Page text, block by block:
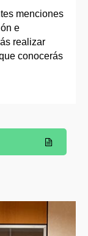
menciones
e
realizar
conocerás